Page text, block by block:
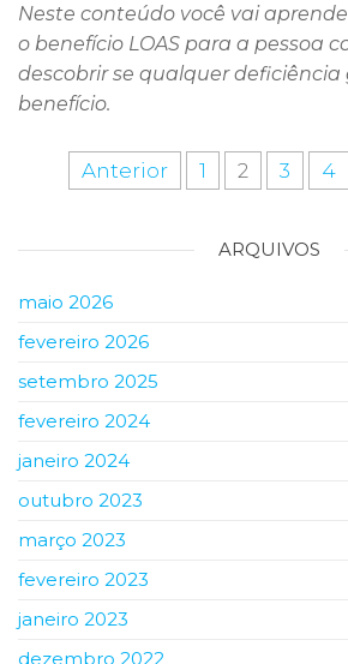
Neste conteúdo você vai
o benefício LOAS para a pessoa
descobrir se qualquer
benefício.
Anterior 1 2 3 4
ARQUIVOS
maio 2026
fevereiro 2026
setembro 2025
fevereiro 2024
janeiro 2024
outubro 2023
março 2023
fevereiro 2023
janeiro 2023
dezembro 2022